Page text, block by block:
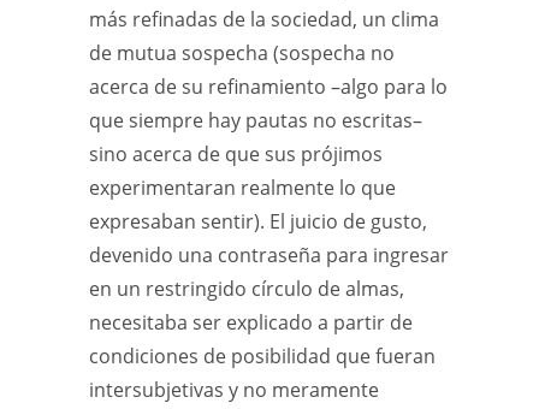
más refinadas de la sociedad, un clima
de mutua sospecha (sospecha no
acerca de su refinamiento –algo para lo
que siempre hay pautas no escritas–
sino acerca de que sus prójimos
experimentaran realmente lo que
expresaban sentir). El juicio de gusto,
devenido una contraseña para ingresar
en un restringido círculo de almas,
necesitaba ser explicado a partir de
condiciones de posibilidad que fueran
intersubjetivas y no meramente